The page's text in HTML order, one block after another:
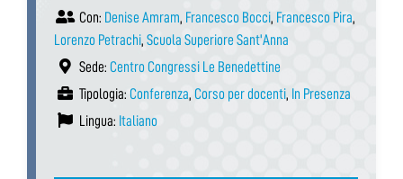
Con: Denise Amram, Francesco Bocci, Francesco Pira,
Lorenzo Petrachi, Scuola Superiore Sant'Anna
Sede: Centro Congressi Le Benedettine
Tipologia: Conferenza, Corso per docenti, In Presenza
Lingua: Italiano